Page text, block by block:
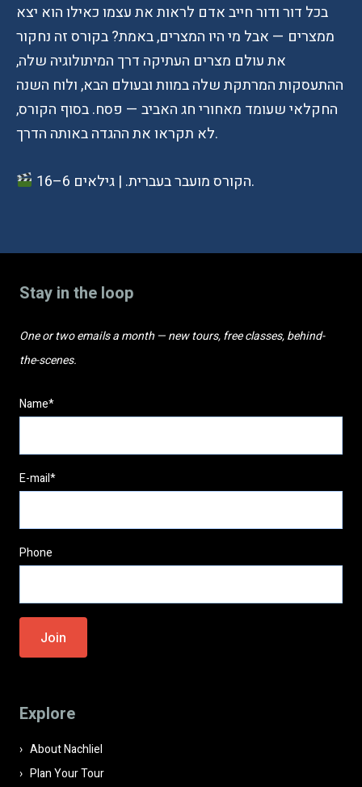
בכל דור ודור חייב אדם לראות את עצמו כאילו הוא יצא
ממצרים — אבל מי היו המצרים, באמת? בקורס זה נחקור
את עולם מצרים העתיקה דרך המיתולוגיה שלה,
ההתעסקות המרתקת שלה במוות ובעולם הבא, ולוח השנה
החקלאי שעומד מאחורי חג האביב — פסח. בסוף הקורס,
לא תקראו את ההגדה באותה הדרך.
הקורס מועבר בעברית. | גילאים 6–16.
Stay in the loop
One or two emails a month — new tours, free classes, behind-
the-scenes.
Name*
E-mail*
Phone
Please
leave
empty.
Explore
About Nachliel
Plan Your Tour